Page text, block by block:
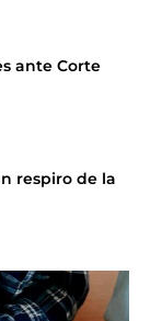
ante Corte
respiro de la